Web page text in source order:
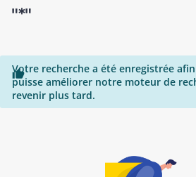
"*"

Votre recherche a été enregistrée
puisse améliorer notre moteur de
revenir plus tard.